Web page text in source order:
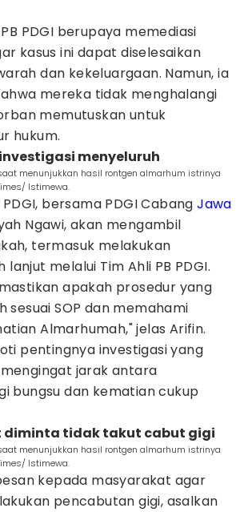
PDGI berupaya memediasi
kasus ini dapat diselesaikan
dan kekeluargaan. Namun, ia
mereka tidak menghalangi
memutuskan untuk
hukum.
menyeluruh
menunjukkan hasil rontgen almarhum istrinya
Istimewa.
PDGI, bersama PDGI CabangJawa
Ngawi, akan mengambil
termasuk melakukan
lanjut melalui Tim Ahli PB PDGI.
apakah prosedur yang
sesuai SOP dan memahami
Almarhumah," jelas Arifin.
pentingnya investigasi yang
jarak antara
bungsu dan kematian cukup
diminta tidak takut cabut gigi
menunjukkan hasil rontgen almarhum istrinya
Istimewa.
kepada masyarakat agar
pencabutan gigi, asalkan